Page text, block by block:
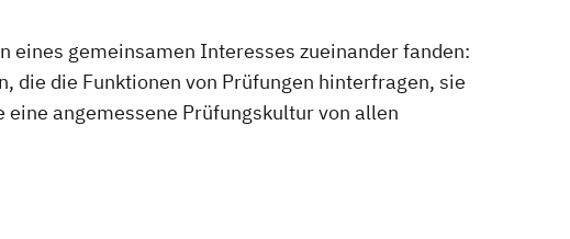
eines gemeinsamen Interesses zueinander fanden:
die die Funktionen von Prüfungen hinterfragen, sie
angemessene Prüfungskultur von allen